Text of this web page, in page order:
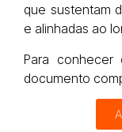
que sustentam
e alinhadas ao
Para
documento